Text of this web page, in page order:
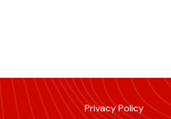
Privacy Policy